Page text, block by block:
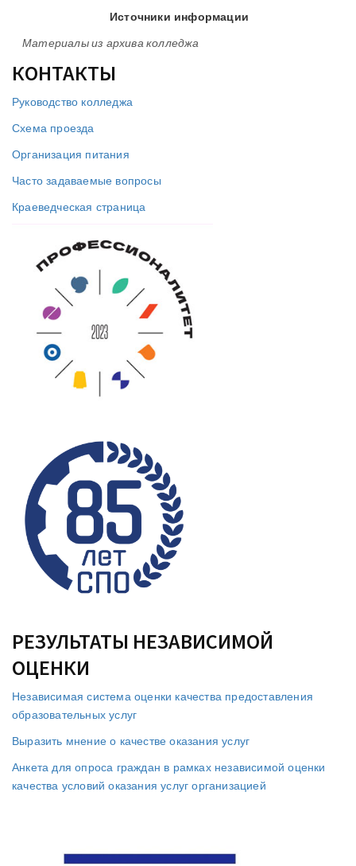
Источники информации
Материалы из архива колледжа
КОНТАКТЫ
Руководство колледжа
Схема проезда
Организация питания
Часто задаваемые вопросы
Краеведческая страница
РЕЗУЛЬТАТЫ НЕЗАВИСИМОЙ
ОЦЕНКИ
Независимая система оценки качества предоставления
образовательных услуг
Выразить мнение о качестве оказания услуг
Анкета для опроса граждан в рамках независимой оценки
качества условий оказания услуг организацией